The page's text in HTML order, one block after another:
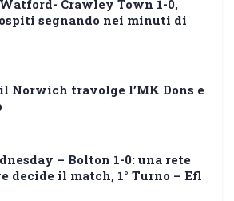
Watford- Crawley Town 1-0,
segnando nei minuti di
il Norwich travolge l’MK Dons e
– Bolton 1-0: una rete
decide il match, 1° Turno – Efl